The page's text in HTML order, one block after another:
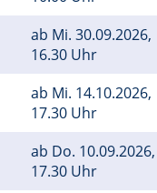
ab Mi. 30.09.2026,
16.30 Uhr
ab Mi. 14.10.2026,
17.30 Uhr
ab Do. 10.09.2026,
17.30 Uhr